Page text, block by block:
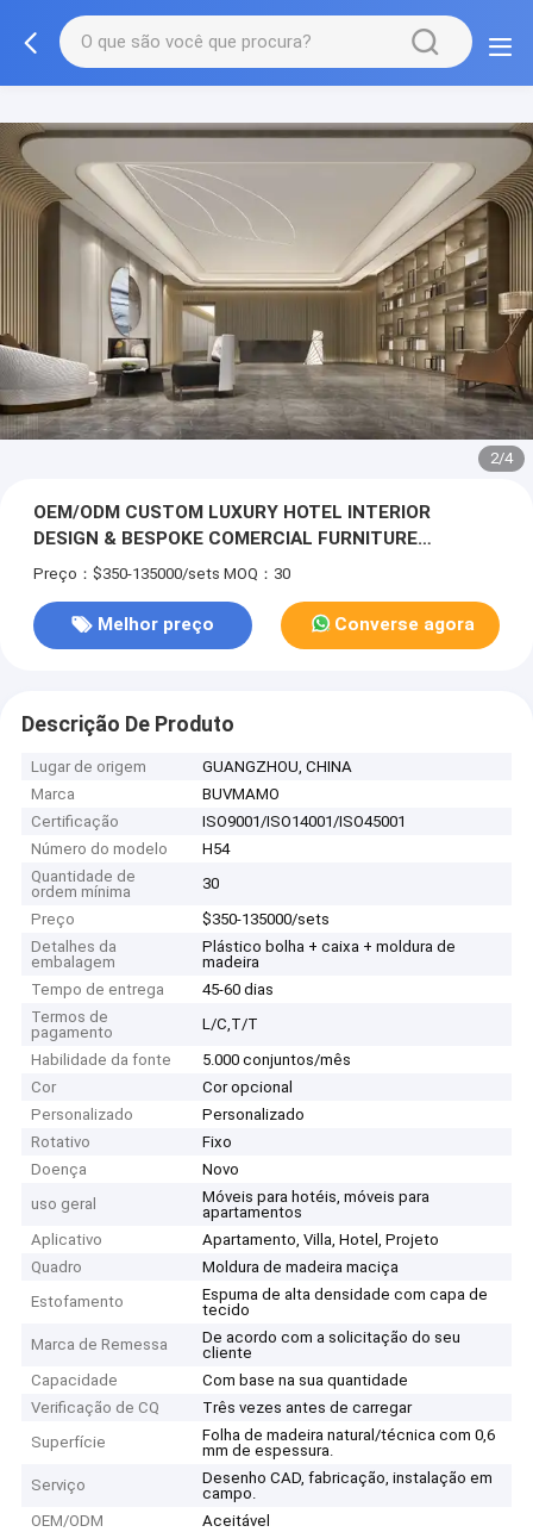
3/4
OEM/ODM CUSTOM LUXURY HOTEL INTERIOR
DESIGN & BESPOKE COMERCIAL FURNITURE
SOLUÇÃO PARA DEVELOPERS GLOBAL HOTEL.
de tapete para lobby, lounge, banquete
Preço：$350-135000/sets MOQ：30
Melhor preço Converse agora
Descrição De Produto
Lugar de origem
GUANGZHOU, CHINA
Marca
BUVMAMO
Certificação
ISO9001/ISO14001/ISO45001
Número do modelo
H54
Quantidade de
ordem mínima
30
Preço
$350-135000/sets
Detalhes da
embalagem
Plástico bolha + caixa + moldura de
madeira
Tempo de entrega
45-60 dias
Termos de
pagamento
L/C,T/T
Habilidade da fonte
5.000 conjuntos/mês
Cor
Cor opcional
Personalizado
Personalizado
Rotativo
Fixo
Doença
Novo
uso geral
Móveis para hotéis, móveis para
apartamentos
Aplicativo
Apartamento, Villa, Hotel, Projeto
Quadro
Moldura de madeira maciça
Estofamento
Espuma de alta densidade com capa de
tecido
Marca de Remessa
De acordo com a solicitação do seu
cliente
Capacidade
Com base na sua quantidade
Verificação de CQ
Três vezes antes de carregar
Superfície
Folha de madeira natural/técnica com 0,6
mm de espessura.
Serviço
Desenho CAD, fabricação, instalação em
campo.
OEM/ODM
Aceitável